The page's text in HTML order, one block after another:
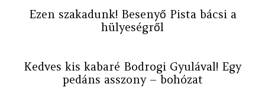
Ezen szakadunk! Besenyő Pista bácsi a
hülyeségről
Kedves kis kabaré Bodrogi Gyulával! Egy
pedáns asszony – bohózat